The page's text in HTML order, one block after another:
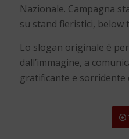
Nazionale. Campagna
su stand fieristici, below
Lo slogan originale è
dall’immagine, a
gratificante e